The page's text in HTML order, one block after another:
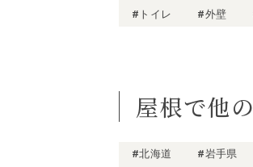
#トイレ
#外壁
屋根で他
#北海道 #岩手県